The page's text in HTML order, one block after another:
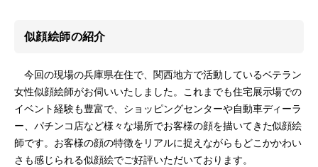
似顔絵師の紹介
今回の現場の兵庫県在住で、関西地方で活動しているベテラン
女性似顔絵師がお伺いいたしました。これまでも住宅展示場での
イベント経験も豊富で、ショッピングセンターや自動車ディーラ
ー、パチンコ店など様々な場所でお客様の顔を描いてきた似顔絵
師です。お客様の顔の特徴をリアルに捉えながらもどこかかわい
さも感じられる似顔絵でご好評いただいております。